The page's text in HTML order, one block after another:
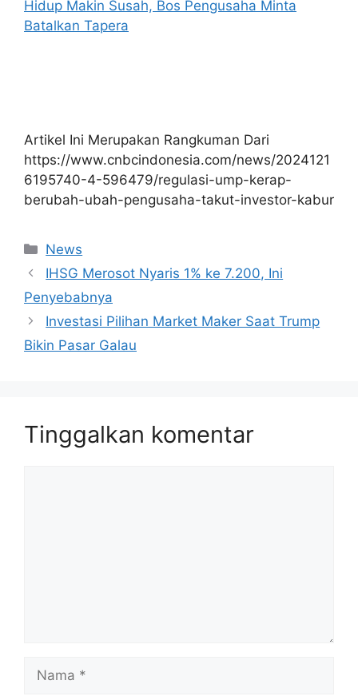
Hidup Makin Susah, Bos Pengusaha Minta
Batalkan Tapera
Artikel Ini Merupakan Rangkuman Dari
https://www.cnbcindonesia.com/news/2024121
6195740-4-596479/regulasi-ump-kerap-
berubah-ubah-pengusaha-takut-investor-kabur
Kategori
News
IHSG Merosot Nyaris 1% ke 7.200, Ini
Penyebabnya
Investasi Pilihan Market Maker Saat Trump
Bikin Pasar Galau
Tinggalkan komentar
Nama